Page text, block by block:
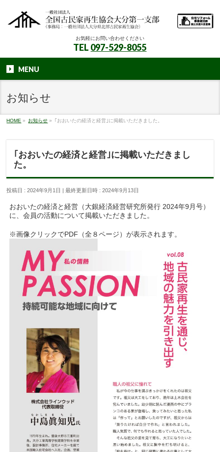
お気軽にお問い合わせください
TEL 097-529-8055
MENU
お知らせ
HOME » お知らせ » ｢おおいたの経済と経営｣に掲載いただきました。
｢おおいたの経済と経営｣に掲載いただきまし
た。
投稿日 : 2024年9月1日 最終更新日時 : 2024年9月13日
おおいたの経済と経営（大銀経済経営研究所発行 2024年9月号）
に、会員の活動について掲載いただきました。
※画像クリックでPDF（全８ページ）が表示されます。